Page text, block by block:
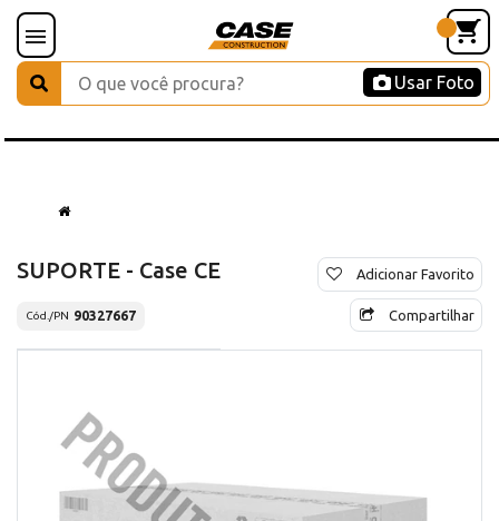
Usar Foto
SUPORTE - Case CE
Cód./PN 90327667
Adicionar Favorito
Compartilhar